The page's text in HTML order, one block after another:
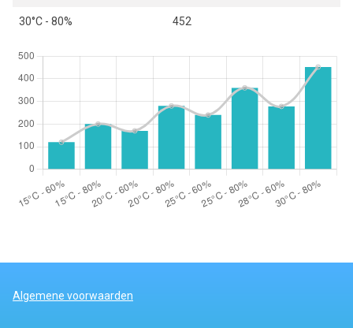
30°C - 80% 452
Algemene voorwaarden